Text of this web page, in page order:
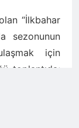
“İlkbahar
sezonunun
için
toplantıda;